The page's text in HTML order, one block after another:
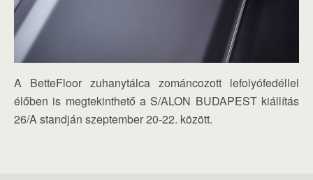
A BetteFloor zuhanytálca zománcozott lefolyófedéllel
élőben is megtekinthető a S/ALON BUDAPEST kiállítás
26/A standján szeptember 20-22. között.